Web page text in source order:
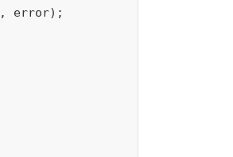
, error);